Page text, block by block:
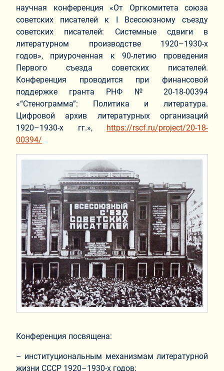
научная конференция «От Оргкомитета союза
советских писателей к I Всесоюзному съезду
советских писателей: Системные сдвиги в
литературном производстве 1920–1930-х
годов»,
приуроченная к 90-летию проведения
Первого съезда советских писателей.
Конференция проводится при финансовой
поддержке гранта РНФ № 20-18-00394
«“Стенограмма”: Политика и литература.
Цифровой архив литературных организаций
1920–1930-х гг.»,
https://rscf.ru/project/20-18-
00394/
Конференция посвящена:
– институциональным механизмам литературной
жизни СССР 1920–1930-х годов;